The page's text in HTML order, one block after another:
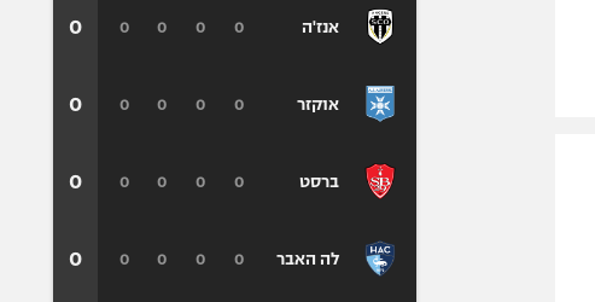
אנז'ה
אוקזר
ברסט
לה האבר
0
0
0
0
0
0
0
0
0
0
0
0
0
0
0
0
0
0
0
0